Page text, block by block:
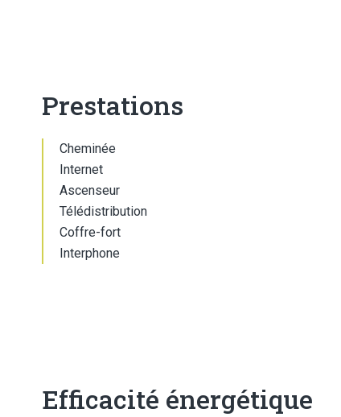
Prestations
Cheminée
Internet
Ascenseur
Télédistribution
Coffre-fort
Interphone
Efficacité énergétique